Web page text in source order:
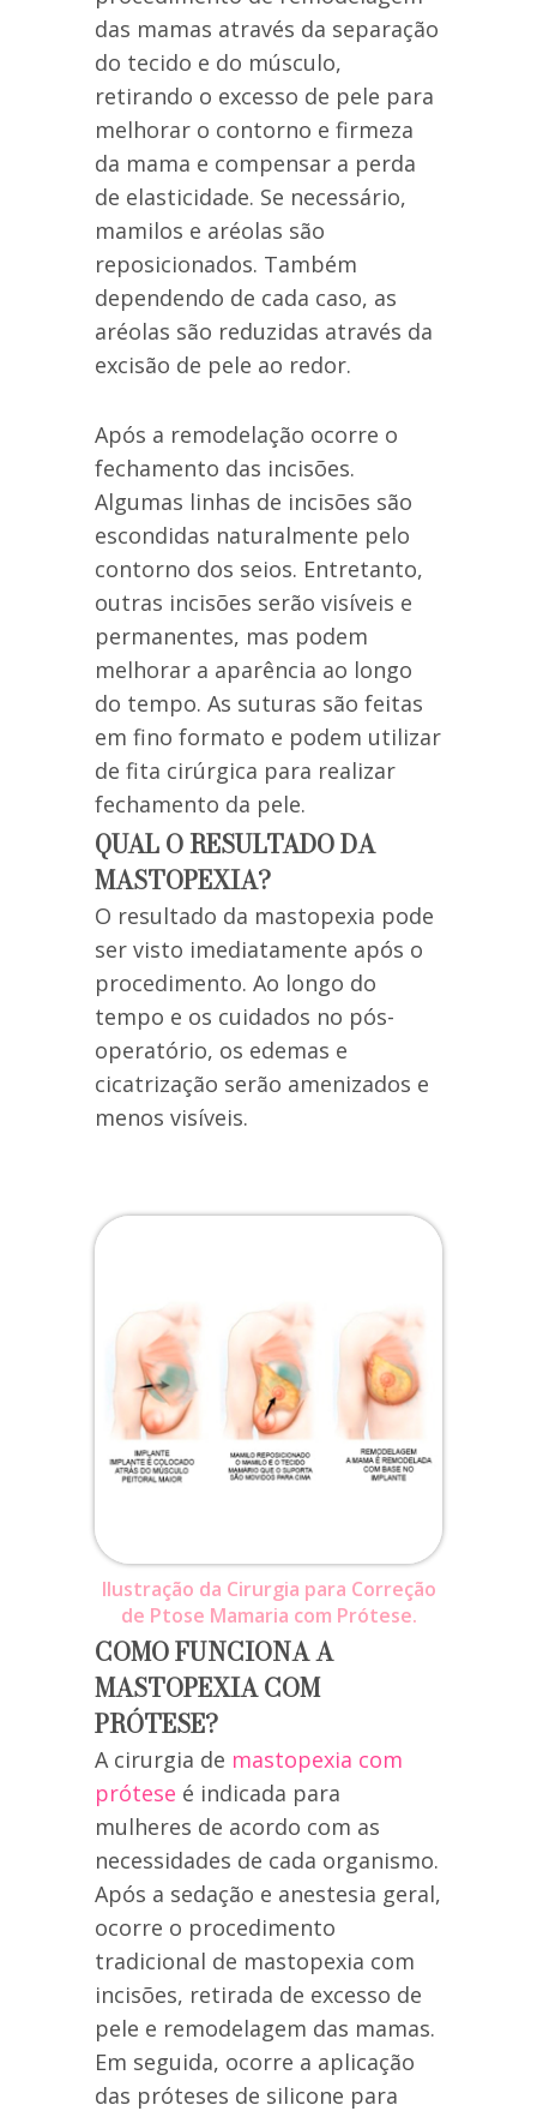
das mamas através da separação
do tecido e do músculo,
retirando o excesso de pele para
melhorar o contorno e firmeza
da mama e compensar a perda
de elasticidade. Se necessário,
mamilos e aréolas são
reposicionados. Também
dependendo de cada caso, as
aréolas são reduzidas através da
excisão de pele ao redor.
Após a remodelação ocorre o
fechamento das incisões.
Algumas linhas de incisões são
escondidas naturalmente pelo
contorno dos seios. Entretanto,
outras incisões serão visíveis e
permanentes, mas podem
melhorar a aparência ao longo
do tempo. As suturas são feitas
em fino formato e podem utilizar
de fita cirúrgica para realizar
fechamento da pele.
QUAL O RESULTADO DA
MASTOPEXIA?
O resultado da mastopexia pode
ser visto imediatamente após o
procedimento. Ao longo do
tempo e os cuidados no pós-
operatório, os edemas e
cicatrização serão amenizados e
menos visíveis.
Ilustração da Cirurgia para Correção
de Ptose Mamaria com Prótese.
COMO FUNCIONA A
MASTOPEXIA COM
PRÓTESE?
A cirurgia de mastopexia com
prótese é indicada para
mulheres de acordo com as
necessidades de cada organismo.
Após a sedação e anestesia geral,
ocorre o procedimento
tradicional de mastopexia com
incisões, retirada de excesso de
pele e remodelagem das mamas.
Em seguida, ocorre a aplicação
das próteses de silicone para